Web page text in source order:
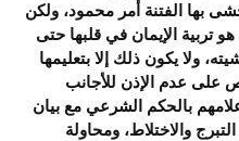
بها الفتنة أمر محمود، ولكن
تربية الإيمان في قلبها حتى
ولا يكون ذلك إلا بتعليمها
على عدم الإذن للأجانب
بالحكم الشرعي مع بيان
والاختلاط، ومحاولة